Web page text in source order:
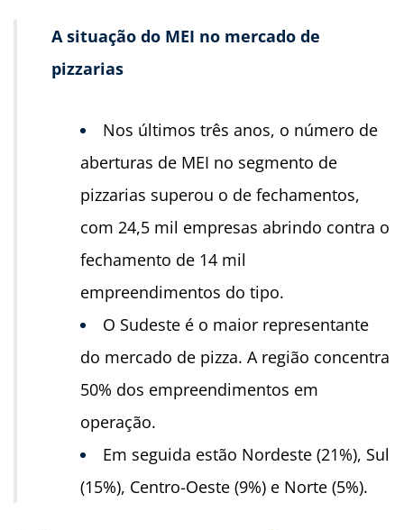
A situação do MEI no mercado de
pizzarias
Nos últimos três anos, o número de
aberturas de MEI no segmento de
pizzarias superou o de fechamentos,
com 24,5 mil empresas abrindo contra o
fechamento de 14 mil
empreendimentos do tipo.
O Sudeste é o maior representante
do mercado de pizza. A região concentra
50% dos empreendimentos em
operação.
Em seguida estão Nordeste (21%), Sul
(15%), Centro-Oeste (9%) e Norte (5%).